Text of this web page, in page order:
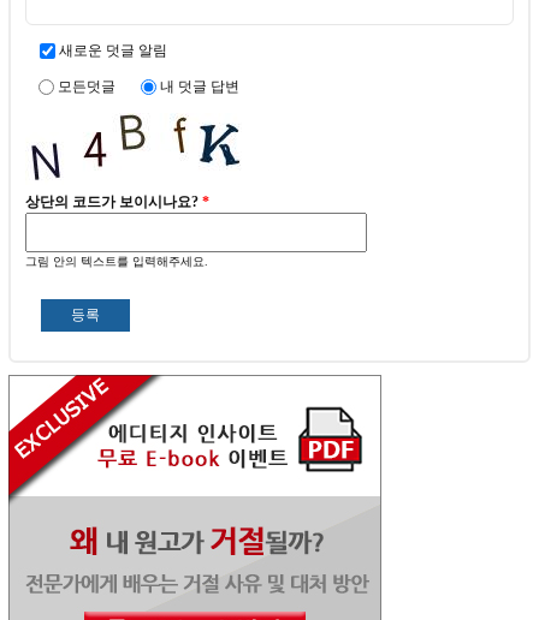
새로운 덧글 알림
모든덧글 내 덧글 답변
상단의 코드가 보이시나요? *
그림 안의 텍스트를 입력해주세요.